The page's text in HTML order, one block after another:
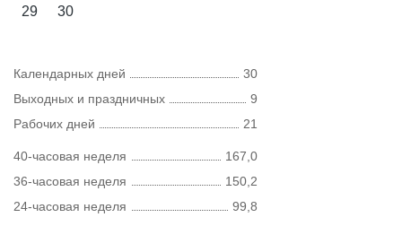
29
30
Календарных дней
30
Выходных и праздничных
9
Рабочих дней
21
40-часовая неделя
167,0
36-часовая неделя
150,2
24-часовая неделя
99,8